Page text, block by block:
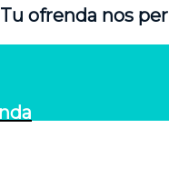
Tu ofrenda nos